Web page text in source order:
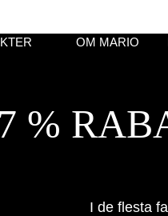
OM MARIO
%
I de flesta